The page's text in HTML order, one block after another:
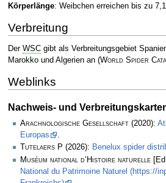
Körperlänge: Weibchen erreichen bis zu
Verbreitung
Der WSCgibt als Verbreitungsgebiet
Marokko und Algerien an (World Spider
Weblinks
Nachweis- und
Arachnologische Gesellschaft (2020):
Europas
.
Tutelaers P (2026): Benelux spider
Muséum national d’Histoire naturelle
National du Patrimoine Naturel (https://